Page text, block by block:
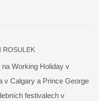
ROSULEK
Working Holiday v
v Calgary a Prince George
festivalech v